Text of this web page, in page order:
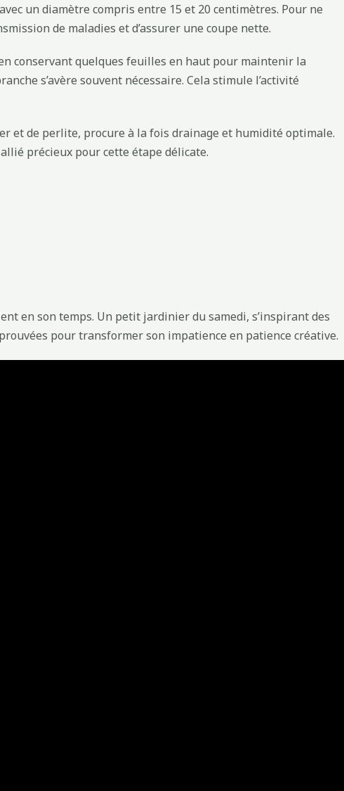
un diamètre compris entre 15 et 20 centimètres. Pour ne
de maladies et d’assurer une coupe nette.
conservant quelques feuilles en haut pour maintenir la
s’avère souvent nécessaire. Cela stimule l’activité
et de perlite, procure à la fois drainage et humidité optimale.
précieux pour cette étape délicate.
en son temps. Un petit jardinier du samedi, s’inspirant des
pour transformer son impatience en patience créative.